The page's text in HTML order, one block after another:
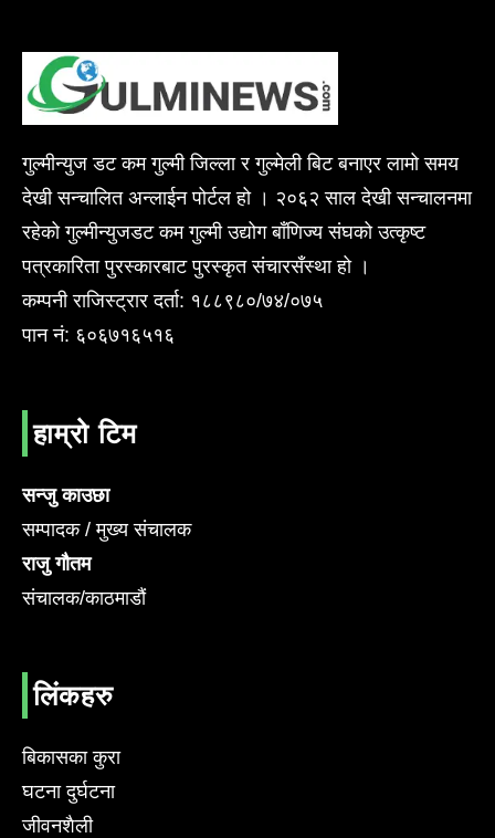
गुल्मीन्युज डट कम गुल्मी जिल्ला र गुल्मेली बिट बनाएर लामो समय
देखी सन्चालित अन्लाईन पोर्टल हो । २०६२ साल देखी सन्चालनमा
रहेको गुल्मीन्युजडट कम गुल्मी उद्योग बाँणिज्य संघको उत्कृष्ट
पत्रकारिता पुरस्कारबाट पुरस्कृत संचारसँस्था हो ।
कम्पनी राजिस्ट्रार दर्ता: १८८९८०/७४/०७५
पान नं: ६०६७१६५१६
हाम्रो टिम
सन्जु काउछा
सम्पादक / मुख्य संचालक
राजु गौतम
संचालक/काठमाडौं
लिंकहरु
बिकासका कुरा
घटना दुर्घटना
जीवनशैली